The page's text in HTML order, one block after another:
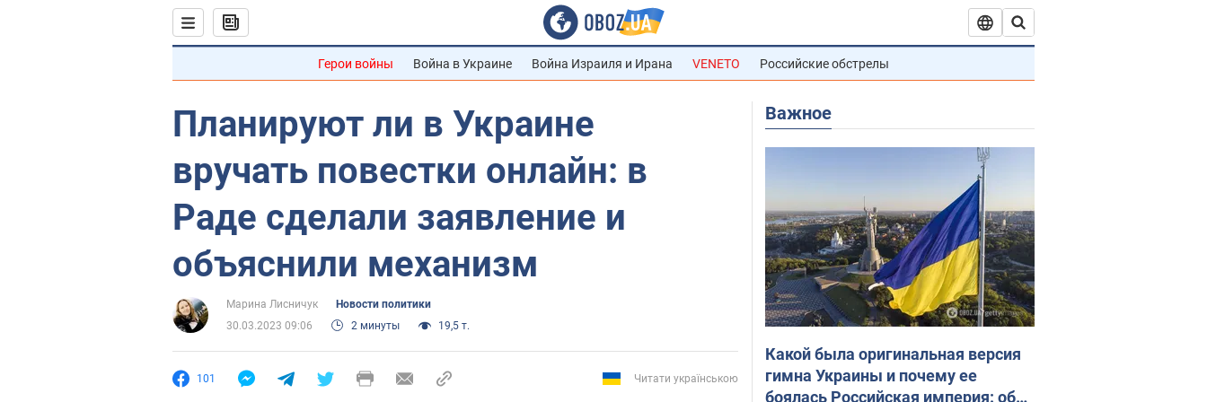
Герои войны Война в Украине Война Израиля и Ирана VENETO Российские обстрелы
Планируют ли в Украине
вручать повестки онлайн: в
Раде сделали заявление и
объяснили механизм
Марина Лисничук
Новости политики
30.03.2023 09:06
2 минуты 19,5 т.
101 Читати українською
Важное
Какой была оригинальная версия
гимна Украины и почему ее
боялась Российская империя: об